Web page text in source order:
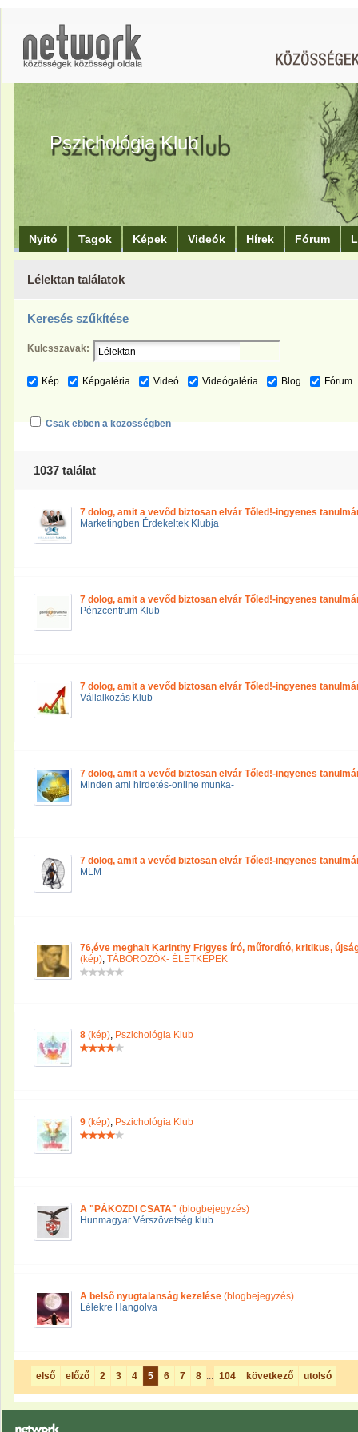
Pszichológia Klub
Nyitó Tagok Képek Videók Hírek Fórum
Lélektan találatok
Keresés szűkítése
Kulcsszavak:
Kép Képgaléria Videó Videógaléria Blog Fórum
Csak ebben a közösségben
1037 találat
7 dolog, amit a vevőd biztosan elvár Tőled!-ingyenes
Marketingben Érdekeltek Klubja
7 dolog, amit a vevőd biztosan elvár Tőled!-ingyenes
Pénzcentrum Klub
7 dolog, amit a vevőd biztosan elvár Tőled!-ingyenes
Vállalkozás Klub
7 dolog, amit a vevőd biztosan elvár Tőled!-ingyenes
Minden ami hirdetés-online munka-
7 dolog, amit a vevőd biztosan elvár Tőled!-ingyenes
MLM
76,éve meghalt Karinthy Frigyes író, műfordító, kritikus,
(kép), TÁBOROZÓK- ÉLETKÉPEK
8 (kép), Pszichológia Klub
9 (kép), Pszichológia Klub
A "PÁKOZDI CSATA" (blogbejegyzés)
Hunmagyar Vérszövetség klub
A belső nyugtalanság kezelése (blogbejegyzés)
Lélekre Hangolva
első előző 2 3 4 5 6 7 8 ... 104 következő utolsó